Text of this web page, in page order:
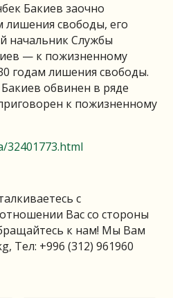
Бакиев заочно
лишения свободы, его
начальник Службы
— к пожизненному
годам лишения свободы.
обвинен в ряде
к пожизненному
с
Вас со стороны
к нам! Мы Вам
, Тел: +996 (312) 961960